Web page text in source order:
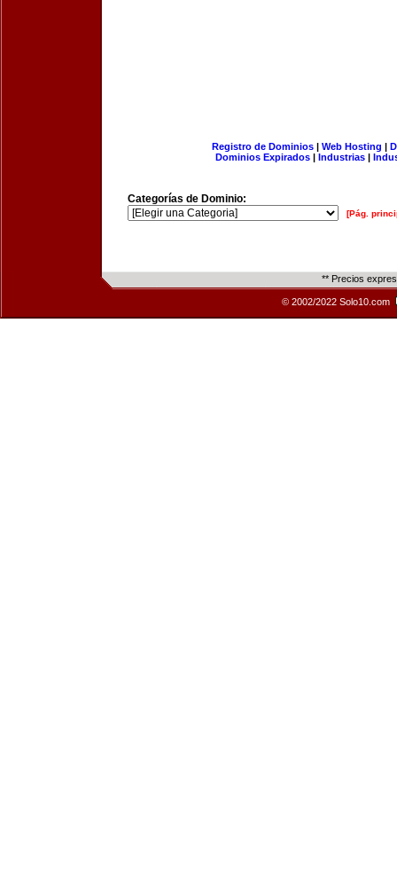
Registro de Dominios| Web Hosting |
Dominios Expirados | Industrias |
Categorías de Dominio:
[Pág.
** Precios
© 2002/2022 Solo10.com